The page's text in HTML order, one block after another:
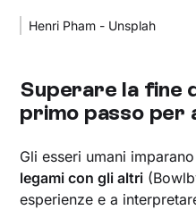
Henri Pham - Unsplah
Superare la fine
primo passo per
Gli esseri umani
legami con gli altri
esperienze e a